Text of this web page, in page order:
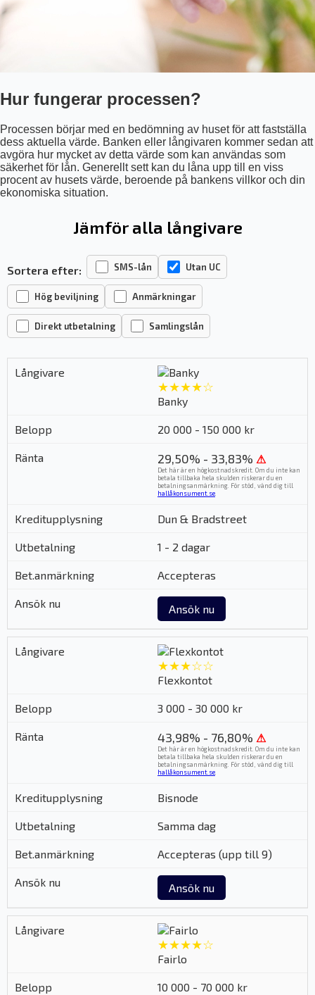
Hur fungerar processen?
Processen börjar med en bedömning av huset för att fastställa
dess aktuella värde. Banken eller långivaren kommer sedan att
avgöra hur mycket av detta värde som kan användas som
säkerhet för lån. Generellt sett kan du låna upp till en viss
procent av husets värde, beroende på bankens villkor och din
ekonomiska situation.
Jämför alla långivare
Sortera efter: SMS-lån Utan UC
Hög beviljning Anmärkningar
Direkt utbetalning Samlingslån
★★★★☆
Banky
20 000 - 150 000 kr
29,50% - 33,83% ⚠
Det här är en högkostnadskredit. Om du inte kan
betala tillbaka hela skulden riskerar du en
betalningsanmärkning. För stöd, vänd dig till
hallåkonsument.se
Dun & Bradstreet
1 - 2 dagar
Accepteras
Ansök nu
★★★☆☆
Flexkontot
3 000 - 30 000 kr
43,98% - 76,80% ⚠
Det här är en högkostnadskredit. Om du inte kan
betala tillbaka hela skulden riskerar du en
betalningsanmärkning. För stöd, vänd dig till
hallåkonsument.se
Bisnode
Samma dag
Accepteras (upp till 9)
Ansök nu
★★★★☆
Fairlo
10 000 - 70 000 kr